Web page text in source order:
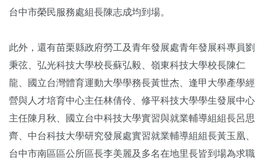
台中市榮民服務處組長陳志成均到場。
此外，還有苗栗縣政府勞工及青年發展處青年發展科專員劉
秉弦、弘光科技大學校長蘇弘毅、嶺東科技大學校長陳仁
龍、國立台灣體育運動大學學務長黃世杰、逢甲大學產學經
營與人才培育中心主任林倩伶、修平科技大學學生發展中心
主任陳月秋、國立台中科技大學實習與就業輔導組組長呂思
齊、中台科技大學研究發展處實習就業輔導組組長黃玉凰、
台中市南區區公所區長李美麗及多名在地里長皆到場為求職